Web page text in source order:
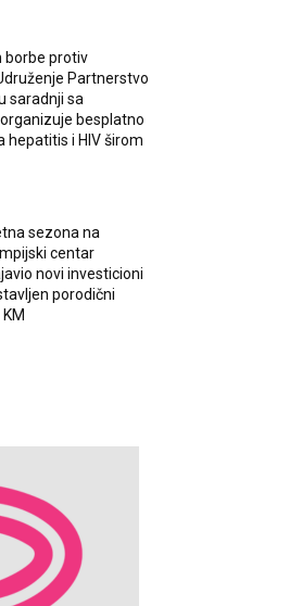
borbe protiv
Partnerstvo
saradnji sa
besplatno
hepatitis i HIV širom
sezona na
centar
novi investicioni
porodični